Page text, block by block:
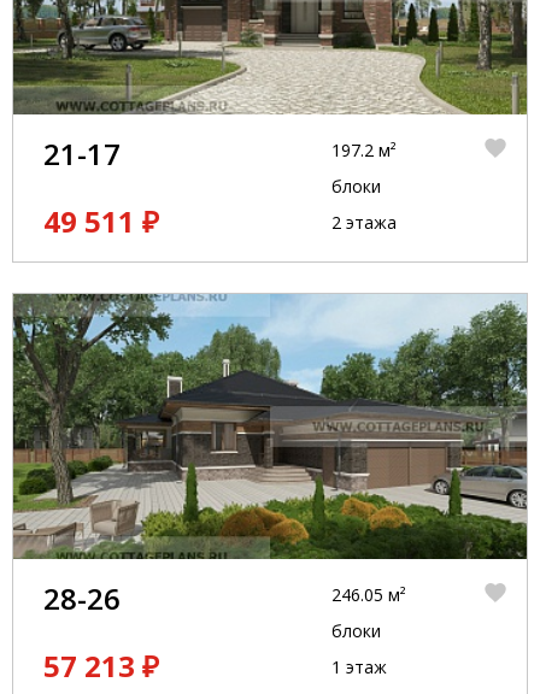
21-17
49 511 ₽
197.2 м²
блоки
2 этажа
28-26
57 213 ₽
246.05 м²
блоки
1 этаж